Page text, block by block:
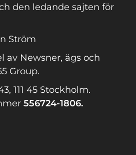
den ledande sajten för
Ström
av Newsner, ägs och
Group.
111 45 Stockholm.
556724-1806.